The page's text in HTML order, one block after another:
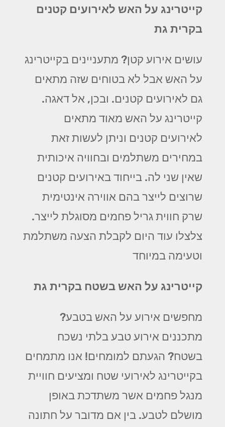
קייטרינג על האש לאירועים קטנים
בקרית גת
עושים אירוע קטן? מתעניינים בקייטרינג
על האש אבל לא בטוחים שזה מתאים
גם לאירועים קטנים. ובכן, אל דאגה.
קייטרינג על האש מאוד מתאים
לאירועים קטנים וניתן לעשות זאת
במחירים משתלמים ובחוויה איכותית
שאין שני לה. בייחוד באירועים קטנים
שרוצים לייצר בהם אווירה אינטימית
שרק חווית גריל פחמים מסוגלת לייצר.
צלצלו עוד היום לקבלת הצעה משתלמת
וטעימה במיוחד
קייטרינג על האש בשטח בקרית גת
מחפשים אירוע על האש בטבע?
מתכננים אירוע טבע בלתי נשכח
בשטח? הגעתם למומחים! אנו מתמחים
בקייטרינג לאירועי שטח ומציעים חוויית
מנגל פחמים אשר משתדכת באופן
מושלם לטבע. בין אם מדובר על חתונה